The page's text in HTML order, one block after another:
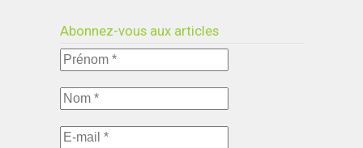
Abonnez-vous aux articles